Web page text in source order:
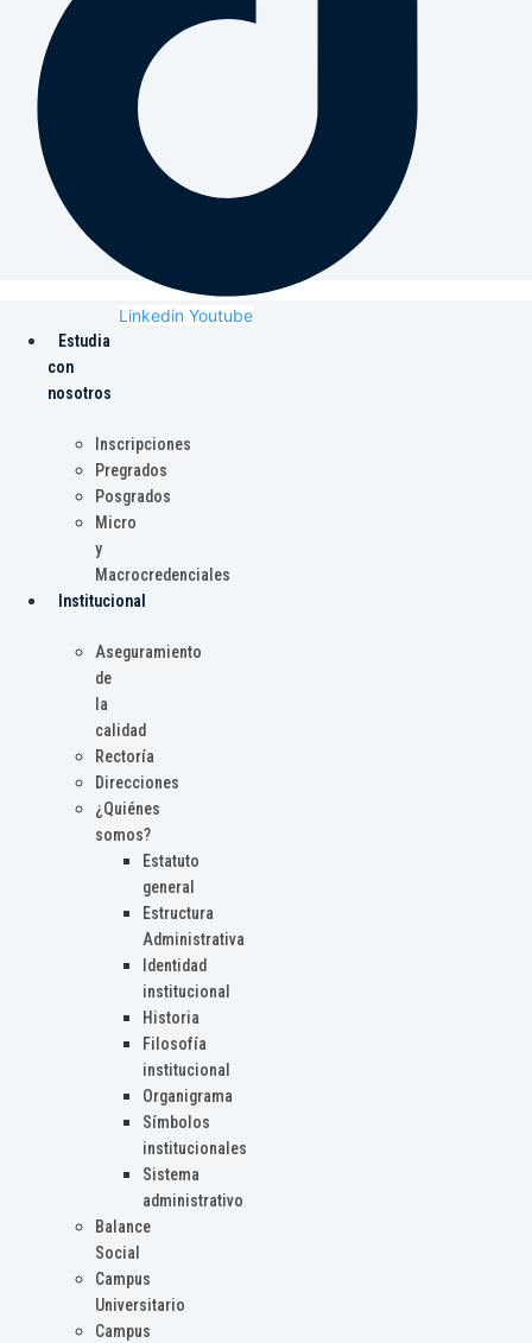
Linkedin Youtube
Estudia
con
nosotros
Inscripciones
Pregrados
Posgrados
Micro
y
Macrocredenciales
Institucional
Aseguramiento
de
la
calidad
Rectoría
Direcciones
¿Quiénes
somos?
Estatuto
general
Estructura
Administrativa
Identidad
institucional
Historia
Filosofía
institucional
Organigrama
Símbolos
institucionales
Sistema
administrativo
Balance
Social
Campus
Universitario
Campus